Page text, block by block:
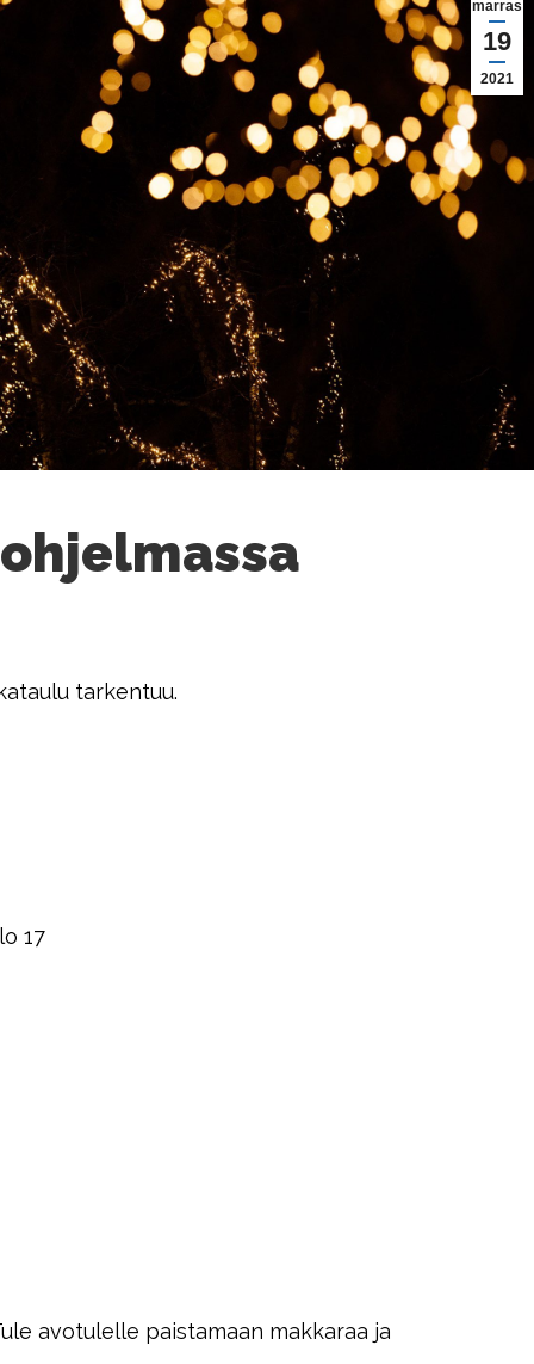
marras
19
2021
tarkentuu.
17
avotulelle paistamaan makkaraa ja